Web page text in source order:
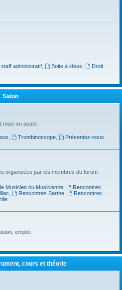
administratif, Boite à idées
Droit
Salon
mise en avant
Trombinoscope,
Présentez-nous
organisées par les membres du forum
Musicien ou Musicienne,
Rencontres
Rencontres Sarthe,
Rencontres
emploi.
cours et théorie